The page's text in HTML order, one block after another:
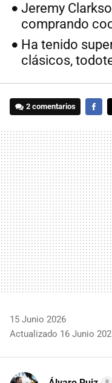
Jeremy
comprando
Ha tenido
clásicos,
2 comentarios
15 Junio 2026
Actualizado 16 Junio